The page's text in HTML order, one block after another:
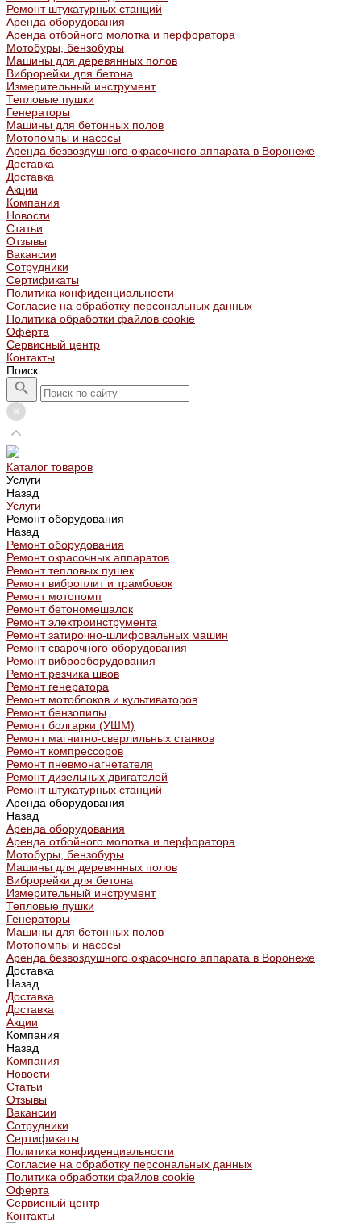
Ремонт штукатурных станций
Аренда оборудования
Аренда отбойного молотка и перфоратора
Мотобуры, бензобуры
Машины для деревянных полов
Виброрейки для бетона
Измерительный инструмент
Тепловые пушки
Генераторы
Машины для бетонных полов
Мотопомпы и насосы
Аренда безвоздушного окрасочного аппарата в Воронеже
Доставка
Доставка
Акции
Компания
Новости
Статьи
Отзывы
Вакансии
Сотрудники
Сертификаты
Политика конфиденциальности
Согласие на обработку персональных данных
Политика обработки файлов cookie
Оферта
Сервисный центр
Контакты
Поиск
Каталог товаров
Услуги
Назад
Услуги
Ремонт оборудования
Назад
Ремонт оборудования
Ремонт окрасочных аппаратов
Ремонт тепловых пушек
Ремонт виброплит и трамбовок
Ремонт мотопомп
Ремонт бетономешалок
Ремонт электроинструмента
Ремонт затирочно-шлифовальных машин
Ремонт сварочного оборудования
Ремонт виброоборудования
Ремонт резчика швов
Ремонт генератора
Ремонт мотоблоков и культиваторов
Ремонт бензопилы
Ремонт болгарки (УШМ)
Ремонт магнитно-сверлильных станков
Ремонт компрессоров
Ремонт пневмонагнетателя
Ремонт дизельных двигателей
Ремонт штукатурных станций
Аренда оборудования
Назад
Аренда оборудования
Аренда отбойного молотка и перфоратора
Мотобуры, бензобуры
Машины для деревянных полов
Виброрейки для бетона
Измерительный инструмент
Тепловые пушки
Генераторы
Машины для бетонных полов
Мотопомпы и насосы
Аренда безвоздушного окрасочного аппарата в Воронеже
Доставка
Назад
Доставка
Доставка
Акции
Компания
Назад
Компания
Новости
Статьи
Отзывы
Вакансии
Сотрудники
Сертификаты
Политика конфиденциальности
Согласие на обработку персональных данных
Политика обработки файлов cookie
Оферта
Сервисный центр
Контакты